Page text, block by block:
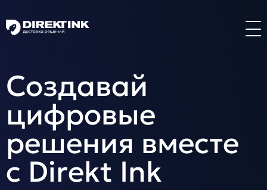
Art Web
Создавай
цифровые
решения вместе
с Direkt Ink